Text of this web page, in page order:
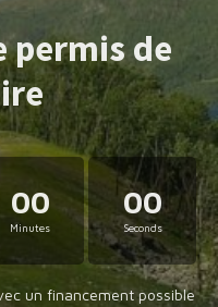
permis de
00
Minutes
00
Seconds
un financement possible